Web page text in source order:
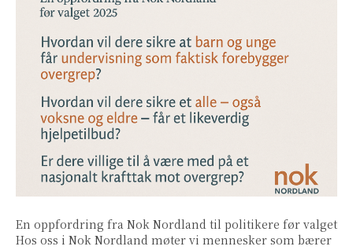
En oppfordring fra Nok Nordland til politikere før valget
Hos oss i Nok Nordland møter vi mennesker som bærer